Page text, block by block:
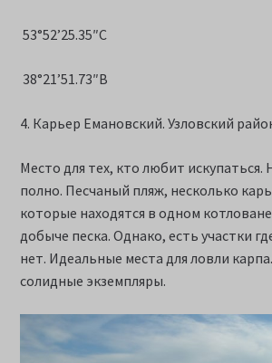
53°52’25.35″С
38°21’51.73″В
4. Карьер Емановский. Узловский
Место для тех, кто любит
полно. Песчаный пляж, несколько
которые находятся в одном
добыче песка. Однако, есть участки
нет. Идеальные места для ловли
солидные экземпляры.